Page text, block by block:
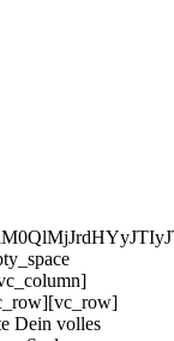
Dein volles